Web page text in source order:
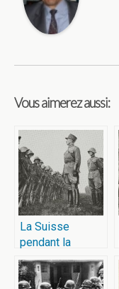
Vous aimerez aussi:
La Suisse
pendant la
seconde guerre
mondiale